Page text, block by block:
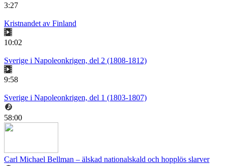
3:27
Kristnandet av Finland
10:02
Sverige i Napoleonkrigen, del 2 (1808-1812)
9:58
Sverige i Napoleonkrigen, del 1 (1803-1807)
58:00
Carl Michael Bellman – älskad nationalskald och hopplös slarver